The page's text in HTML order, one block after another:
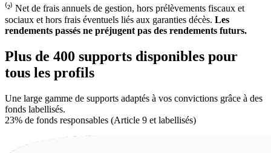
⁽²⁾ Net de frais annuels de gestion, hors prélèvements fiscaux et
sociaux et hors frais éventuels liés aux garanties décès. Les
rendements passés ne préjugent pas des rendements futurs.
Plus de 400 supports disponibles pour
tous les profils
Une large gamme de supports adaptés à vos convictions grâce à des
fonds labellisés.
23% de fonds responsables (Article 9 et labellisés)